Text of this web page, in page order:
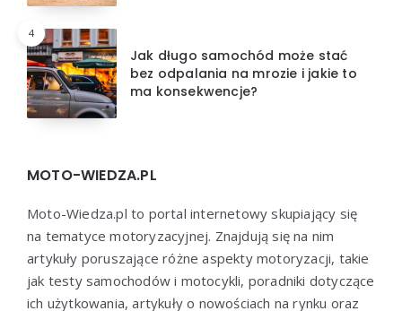
4
Jak długo samochód może stać
bez odpalania na mrozie i jakie to
ma konsekwencje?
MOTO-WIEDZA.PL
Moto-Wiedza.pl to portal internetowy skupiający się
na tematyce motoryzacyjnej. Znajdują się na nim
artykuły poruszające różne aspekty motoryzacji, takie
jak testy samochodów i motocykli, poradniki dotyczące
ich użytkowania, artykuły o nowościach na rynku oraz